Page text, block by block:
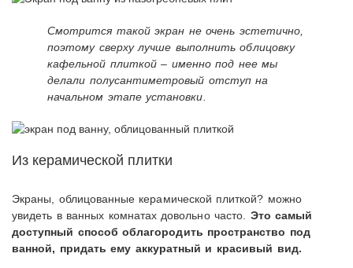
Смотрится такой экран не очень эстетично,
поэтому сверху лучше выполнить облицовку
кафельной плиткой – именно под нее мы
делали полусантиметровый отступ на
начальном этапе установки.
Из керамической плитки
Экраны, облицованные керамической плиткой? можно
увидеть в ванных комнатах довольно часто. Это самый
доступный способ облагородить пространство под
ванной, придать ему аккуратный и красивый вид.